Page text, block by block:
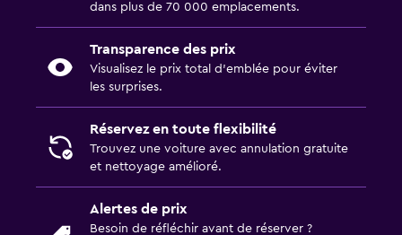
dans plus de 70 000 emplacements.
Transparence des prix
Visualisez le prix total d’emblée pour éviter
les surprises.
Réservez en toute flexibilité
Trouvez une voiture avec annulation gratuite
et nettoyage amélioré.
Alertes de prix
Besoin de réfléchir avant de réserver ?